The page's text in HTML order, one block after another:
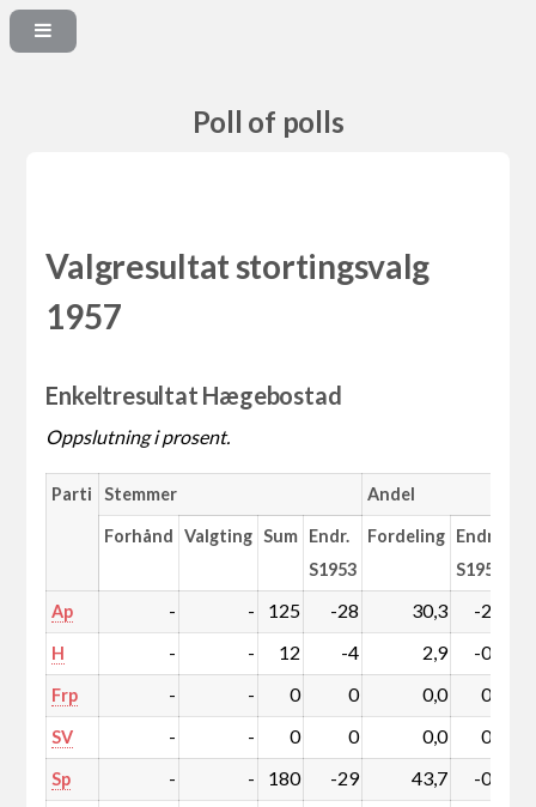
Poll of polls
Valgresultat stortingsvalg
1957
Enkeltresultat Hægebostad
Oppslutning i prosent.
Parti Stemmer Andel
Forhånd Valgting Sum Endr.
S1953
Fordeling Endr.
S1953
Ap - - 125 -28 30,3 -2,1
H - - 12 -4 2,9 -0,5
Frp - - 0 0 0,0 0,0
SV - - 0 0 0,0 0,0
Sp - - 180 -29 43,7 -0,6